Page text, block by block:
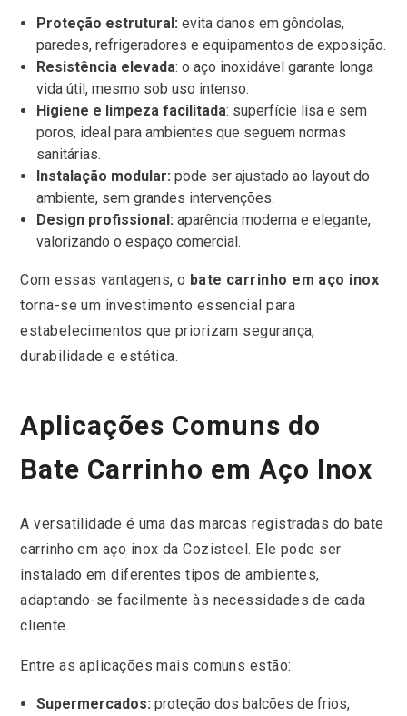
Proteção estrutural: evita danos em gôndolas,
paredes, refrigeradores e equipamentos de exposição.
Resistência elevada: o aço inoxidável garante longa
vida útil, mesmo sob uso intenso.
Higiene e limpeza facilitada: superfície lisa e sem
poros, ideal para ambientes que seguem normas
sanitárias.
Instalação modular: pode ser ajustado ao layout do
ambiente, sem grandes intervenções.
Design profissional: aparência moderna e elegante,
valorizando o espaço comercial.
Com essas vantagens, o bate carrinho em aço inox
torna-se um investimento essencial para
estabelecimentos que priorizam segurança,
durabilidade e estética.
Aplicações Comuns do
Bate Carrinho em Aço Inox
A versatilidade é uma das marcas registradas do bate
carrinho em aço inox da Cozisteel. Ele pode ser
instalado em diferentes tipos de ambientes,
adaptando-se facilmente às necessidades de cada
cliente.
Entre as aplicações mais comuns estão:
Supermercados: proteção dos balcões de frios,